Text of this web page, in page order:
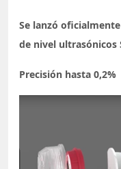
Se lanzó
de nivel ultrasónicos
Precisión hasta 0,2%